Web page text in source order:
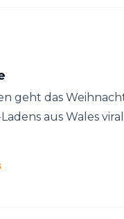
geht das
aus Wales